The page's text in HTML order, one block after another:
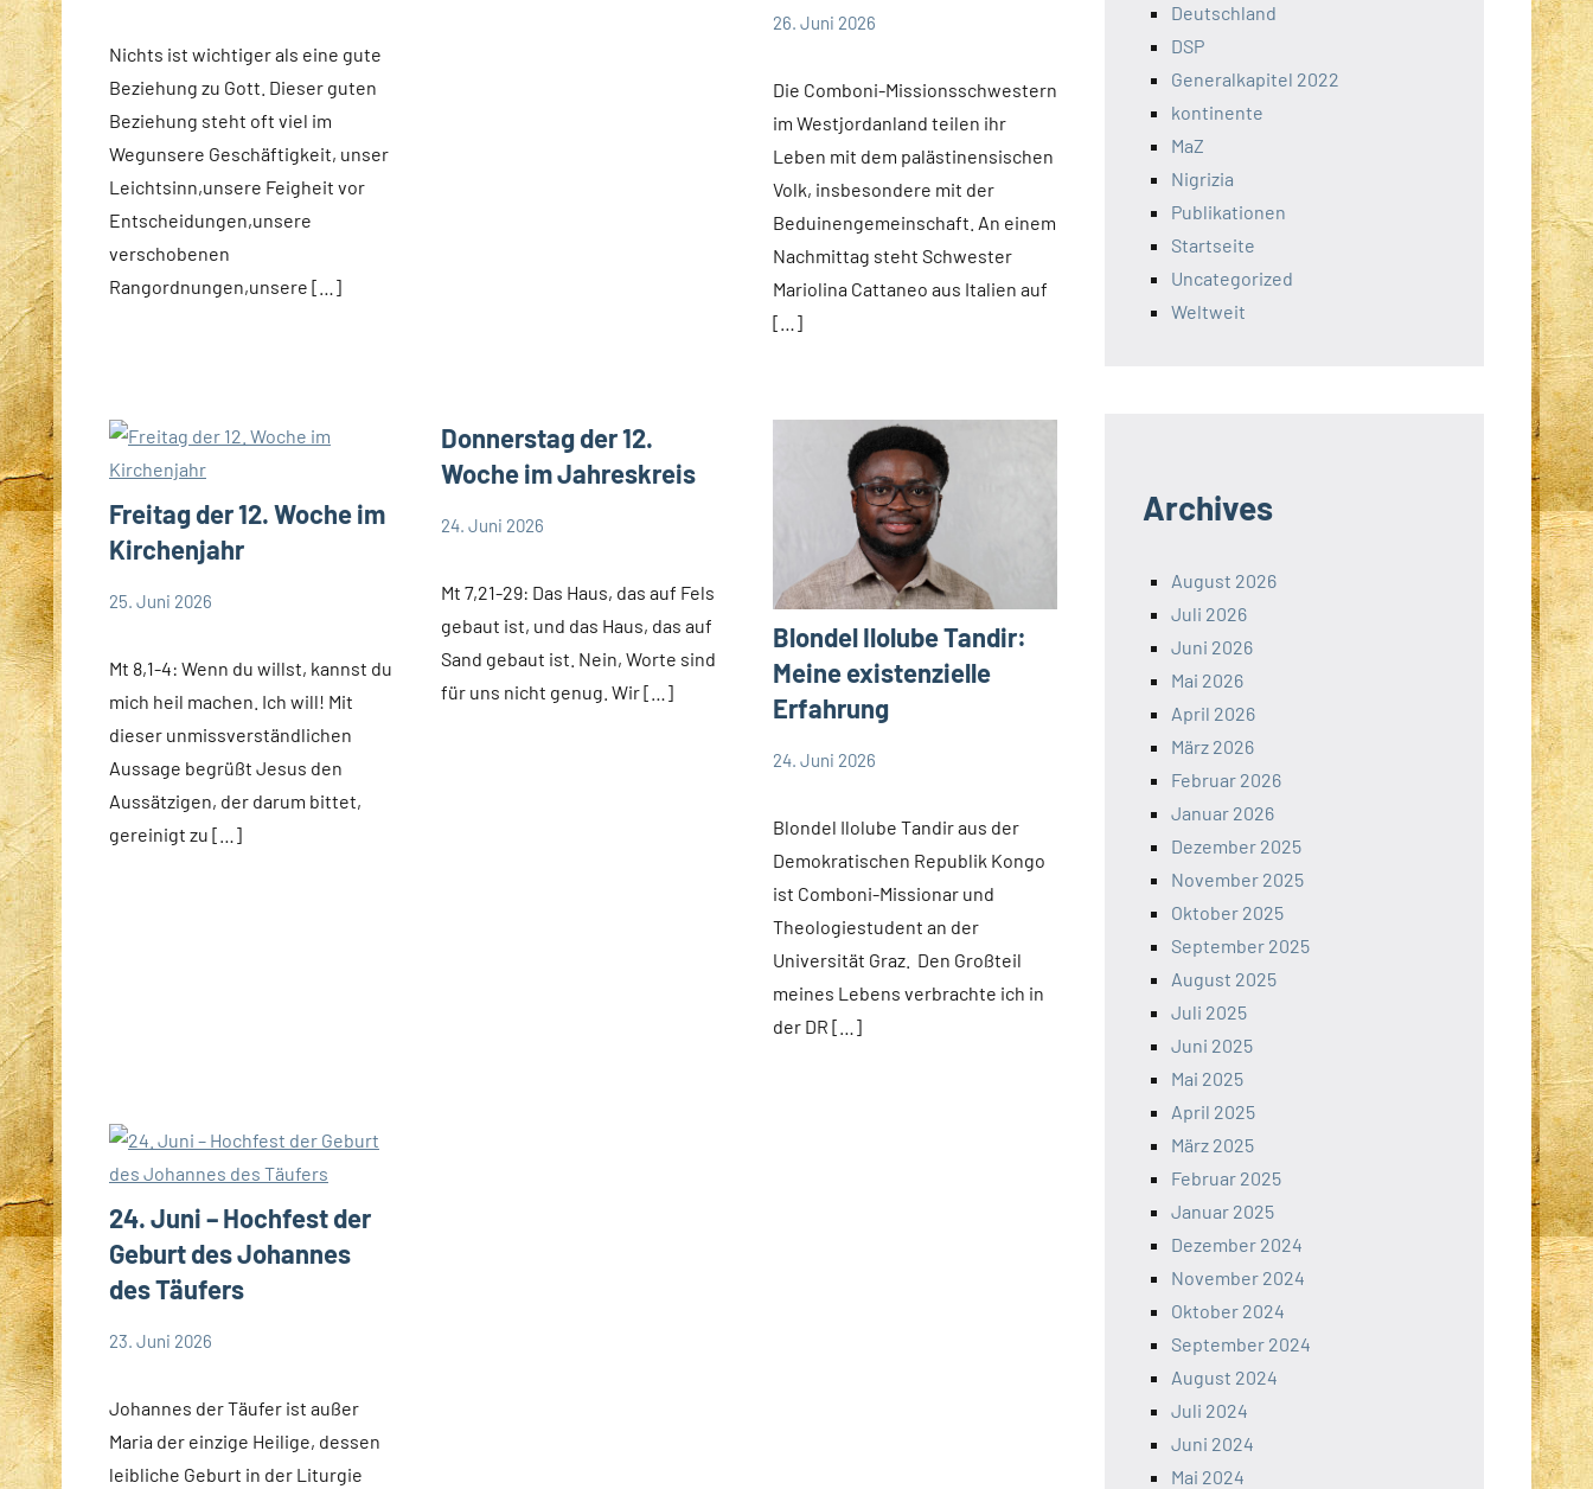
spirituelles
Nichts ist wichtiger als eine gute
Beziehung zu Gott. Dieser guten
Beziehung steht oft viel im
Wegunsere Geschäftigkeit, unser
Leichtsinn,unsere Feigheit vor
Entscheidungen,unsere
verschobenen
Rangordnungen,unsere […]
26. Juni 2026
Die Comboni-Missionsschwestern
im Westjordanland teilen ihr
Leben mit dem palästinensischen
Volk, insbesondere mit der
Beduinengemeinschaft. An einem
Nachmittag steht Schwester
Mariolina Cattaneo aus Italien auf
[…]
Freitag der 12. Woche im
Kirchenjahr
25. Juni 2026
Mt 8,1-4: Wenn du willst, kannst du
mich heil machen. Ich will! Mit
dieser unmissverständlichen
Aussage begrüßt Jesus den
Aussätzigen, der darum bittet,
gereinigt zu […]
Donnerstag der 12.
Woche im Jahreskreis
24. Juni 2026
Mt 7,21-29: Das Haus, das auf Fels
gebaut ist, und das Haus, das auf
Sand gebaut ist. Nein, Worte sind
für uns nicht genug. Wir […]
Blondel Ilolube Tandir:
Meine existenzielle
Erfahrung
24. Juni 2026
Blondel Ilolube Tandir aus der
Demokratischen Republik Kongo
ist Comboni-Missionar und
Theologiestudent an der
Universität Graz. Den Großteil
meines Lebens verbrachte ich in
der DR […]
24. Juni – Hochfest der
Geburt des Johannes
des Täufers
23. Juni 2026
Johannes der Täufer ist außer
Maria der einzige Heilige, dessen
leibliche Geburt in der Liturgie
Deutschland
DSP
Generalkapitel 2022
kontinente
MaZ
Nigrizia
Publikationen
Startseite
Uncategorized
Weltweit
Archives
August 2026
Juli 2026
Juni 2026
Mai 2026
April 2026
März 2026
Februar 2026
Januar 2026
Dezember 2025
November 2025
Oktober 2025
September 2025
August 2025
Juli 2025
Juni 2025
Mai 2025
April 2025
März 2025
Februar 2025
Januar 2025
Dezember 2024
November 2024
Oktober 2024
September 2024
August 2024
Juli 2024
Juni 2024
Mai 2024